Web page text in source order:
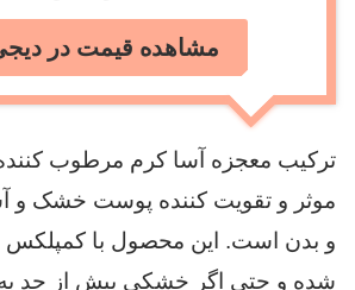
مشاهده قیمت در
ترکیب معجزه آسا کرم مرطوب
موثر و تقویت کننده پوست خشک و
شده و حتی اگر خشکی بیش از حد